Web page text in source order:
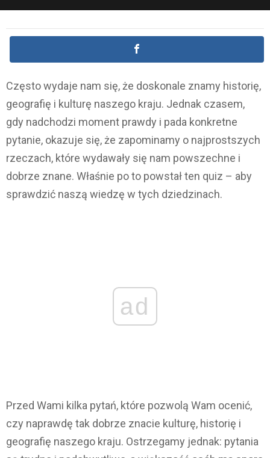
Często wydaje nam się, że doskonale znamy historię,
geografię i kulturę naszego kraju. Jednak czasem,
gdy nadchodzi moment prawdy i pada konkretne
pytanie, okazuje się, że zapominamy o najprostszych
rzeczach, które wydawały się nam powszechne i
dobrze znane. Właśnie po to powstał ten quiz – aby
sprawdzić naszą wiedzę w tych dziedzinach.
ad
Przed Wami kilka pytań, które pozwolą Wam ocenić,
czy naprawdę tak dobrze znacie kulturę, historię i
geografię naszego kraju. Ostrzegamy jednak: pytania